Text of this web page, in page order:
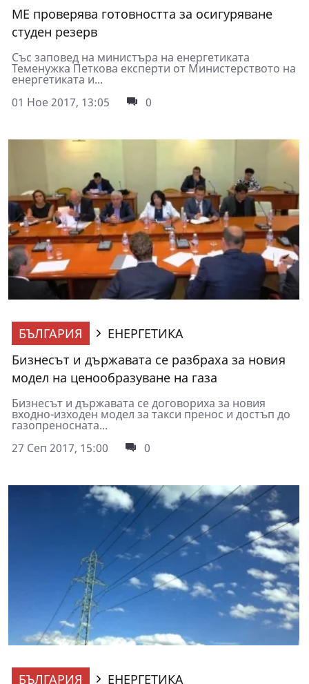
МЕ проверява готовността за осигуряване
студен резерв
Със заповед на министъра на енергетиката
Теменужка Петкова експерти от Министерството на
енергетиката и...
01 Ное 2017, 13:05
0
БЪЛГАРИЯ
ЕНЕРГЕТИКА
Бизнесът и държавата се разбраха за новия
модел на ценообразуване на газа
Бизнесът и държавата се договориха за новия
входно-изходен модел за такси пренос и достъп до
газопреносната...
27 Сеп 2017, 15:00
0
БЪЛГАРИЯ ЕНЕРГЕТИКА